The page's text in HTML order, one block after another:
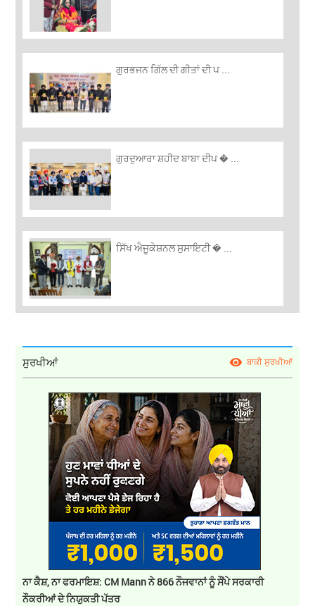
ਗੁਰਭਜਨ ਗਿੱਲ ਦੀ ਗੀਤਾਂ ਦੀ ਪ ...
ਗੁਰਦੁਆਰਾ ਸ਼ਹੀਦ ਬਾਬਾ ਦੀਪ � ...
ਸਿੱਖ ਐਜੂਕੇਸ਼ਨਲ ਸੁਸਾਇਟੀ � ...
ਸੁਰਖੀਆਂ ਬਾਕੀ ਸੁਰਖੀਆਂ
ਨਾ ਕੈਸ਼, ਨਾ ਫਰਮਾਇਸ਼: CM Mann ਨੇ 866 ਨੌਜਵਾਨਾਂ ਨੂੰ ਸੌਂਪੇ ਸਰਕਾਰੀ
ਨੌਕਰੀਆਂ ਦੇ ਨਿਯੁਕਤੀ ਪੱਤਰ